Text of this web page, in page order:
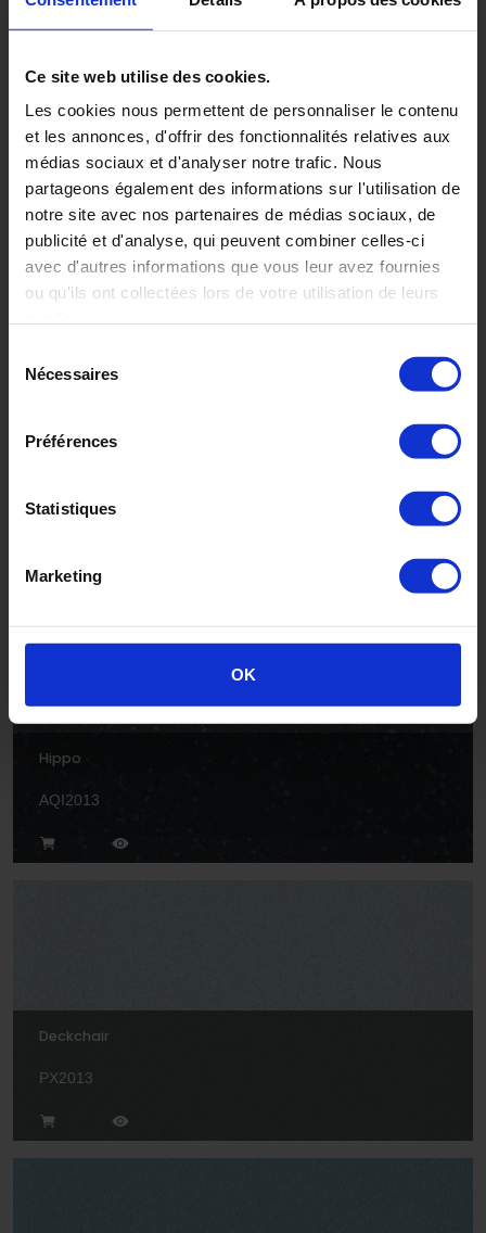
Ce site web utilise des cookies.
Les cookies nous permettent de personnaliser le contenu
et les annonces, d'offrir des fonctionnalités relatives aux
médias sociaux et d'analyser notre trafic. Nous
partageons également des informations sur l'utilisation de
notre site avec nos partenaires de médias sociaux, de
publicité et d'analyse, qui peuvent combiner celles-ci
avec d'autres informations que vous leur avez fournies
ou qu'ils ont collectées lors de votre utilisation de leurs
Nécessaires
Préférences
Statistiques
Marketing
OK
Tern
AQI2008
AQ2007
Hippo
AQI2013
Deckchair
PX2013